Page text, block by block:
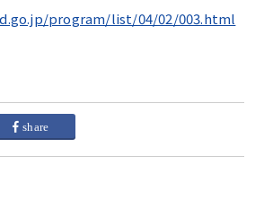
program/list/04/02/003.html
share